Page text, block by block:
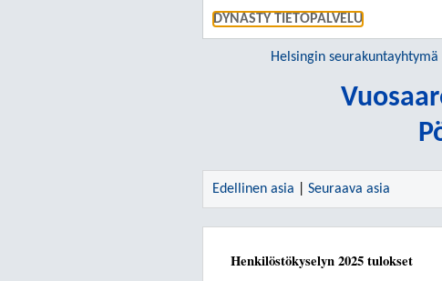
DYNASTY TIETOPALVELU
Helsingin seurakuntayhtymä
Edellinen asia Seuraava asia
Henkilöstökyselyn 2025 tulokset